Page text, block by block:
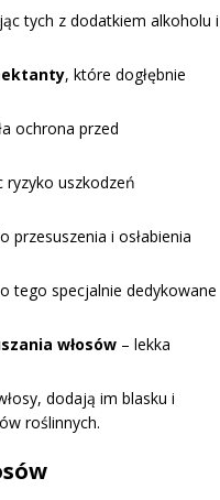
tych z dodatkiem alkoholu i
, które dogłębnie
ochrona przed
ryzyko uszkodzeń
przesuszenia i osłabienia
tego specjalnie dedykowane
włosów – lekka
dodają im blasku i
roślinnych.